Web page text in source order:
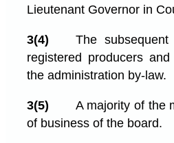
Lieutenant Governor in
3(4)
The
registered producers
the administration by-law.
3(5)
A majority of the
of business of the board.